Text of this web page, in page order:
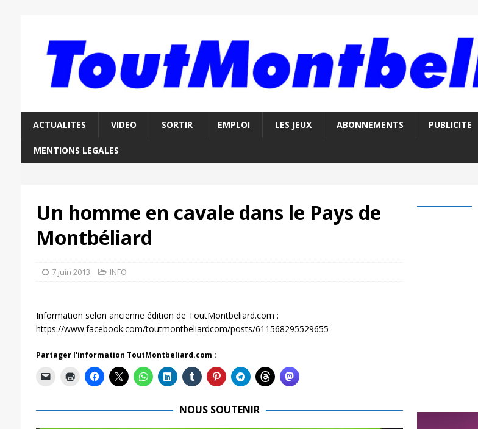
ACTUALITES VIDEO SORTIR EMPLOI LES JEUX ABONNEMENTS PUBLICITE
MENTIONS LEGALES
Un homme en cavale dans le Pays de
Montbéliard
7 juin 2013 INFO
Information selon ancienne édition de ToutMontbeliard.com :
https://www.facebook.com/toutmontbeliardcom/posts/611568295529655
Partager l'information ToutMontbeliard.com :
NOUS SOUTENIR